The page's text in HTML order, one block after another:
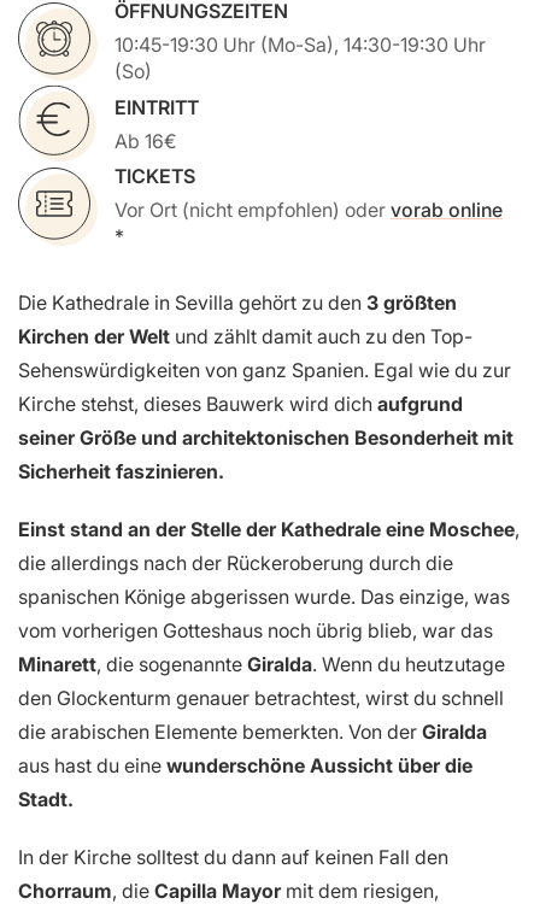
ÖFFNUNGSZEITEN
10:45-19:30 Uhr (Mo-Sa), 14:30-19:30 Uhr
(So)
EINTRITT
Ab 16€
TICKETS
Vor Ort (nicht empfohlen) oder vorab online
Die Kathedrale in Sevilla gehört zu den 3 größten
Kirchen der Welt und zählt damit auch zu den Top-
Sehenswürdigkeiten von ganz Spanien. Egal wie du zur
Kirche stehst, dieses Bauwerk wird dich aufgrund
seiner Größe und architektonischen Besonderheit mit
Sicherheit faszinieren.
Einst stand an der Stelle der Kathedrale eine Moschee,
die allerdings nach der Rückeroberung durch die
spanischen Könige abgerissen wurde. Das einzige, was
vom vorherigen Gotteshaus noch übrig blieb, war das
Minarett, die sogenannte Giralda. Wenn du heutzutage
den Glockenturm genauer betrachtest, wirst du schnell
die arabischen Elemente bemerkten. Von der Giralda
aus hast du eine wunderschöne Aussicht über die
Stadt.
In der Kirche solltest du dann auf keinen Fall den
Chorraum, die Capilla Mayormit dem riesigen,